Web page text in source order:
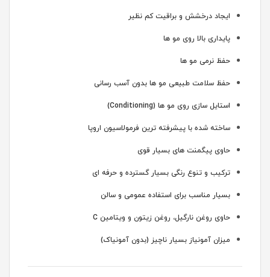
ایجاد درخشش و براقیت کم نظیر
پایداری بالا روی مو ها
حفظ نرمی مو ها
حفظ سلامت طبیعی مو ها بدون آسب رسانی
استایل سازی روی مو ها (Conditioning)
ساخته شده با پیشرفته ترین فرمولاسیون اروپا
حاوی پیگمنت های بسیار قوی
ترکیب و تنوع رنگی بسیار گسترده و حرفه ای
بسیار مناسب برای استفاده عمومی و سالن
حاوی روغن نارگیل، روغن زیتون و ویتامین C
میزان آمونیاز بسیار ناچیز (بدون آمونیاک)